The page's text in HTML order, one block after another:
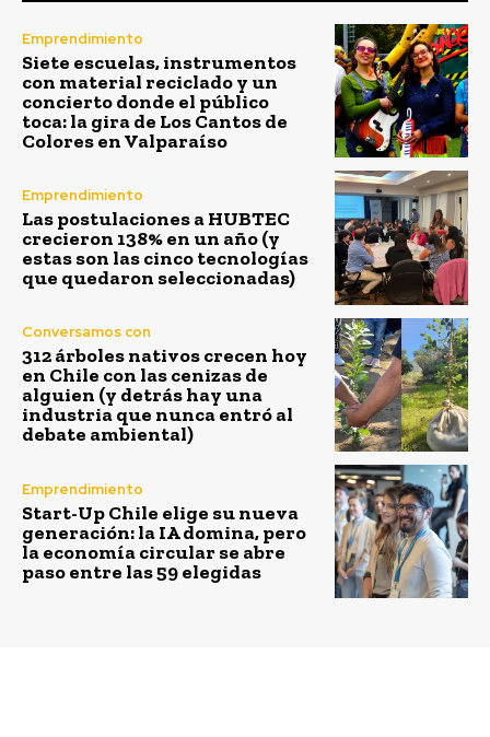
Emprendimiento
Siete escuelas, instrumentos
con material reciclado y un
concierto donde el público
toca: la gira de Los Cantos de
Colores en Valparaíso
Emprendimiento
Las postulaciones a HUBTEC
crecieron 138% en un año (y
estas son las cinco tecnologías
que quedaron seleccionadas)
Conversamos con
312 árboles nativos crecen hoy
en Chile con las cenizas de
alguien (y detrás hay una
industria que nunca entró al
debate ambiental)
Emprendimiento
Start-Up Chile elige su nueva
generación: la IA domina, pero
la economía circular se abre
paso entre las 59 elegidas